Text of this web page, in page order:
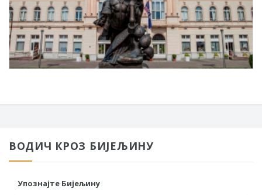
ВОДИЧ КРОЗ БИЈЕЉИНУ
Упознајте Бијељину